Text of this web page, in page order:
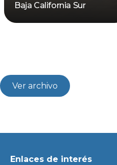
Baja California Sur
Ver archivo
Enlaces de interés